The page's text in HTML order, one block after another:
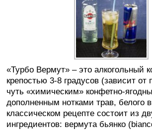
«Турбо Вермут» – это алкогольный
крепостью 3-8 градусов (зависит от
чуть «химическим» конфетно-
дополненным нотками трав, белого
классическом рецепте состоит из
ингредиентов: вермута бьянко